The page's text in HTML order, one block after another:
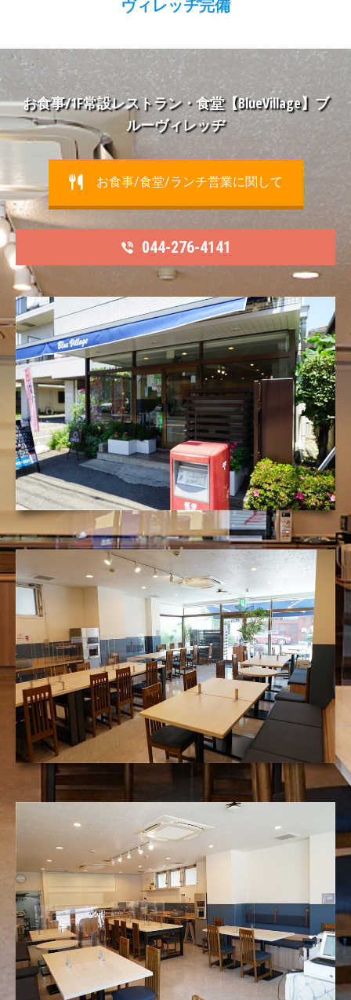
ヴィレッヂ完備
お食事/1F常設レストラン・食堂【BlueVillage】ブ
ルーヴィレッヂ
お食事/食堂/ランチ営業に関して
044-276-4141